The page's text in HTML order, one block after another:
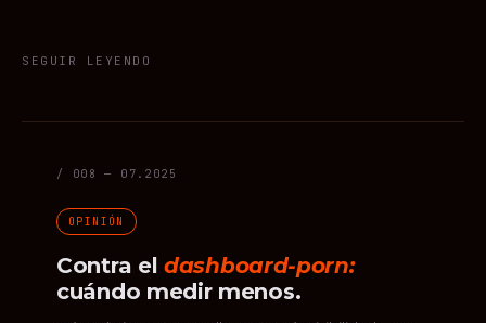
SEGUIR LEYENDO
/ 008 — 07.2025
OPINIÓN
Contra el dashboard-porn:
cuándo medir menos.